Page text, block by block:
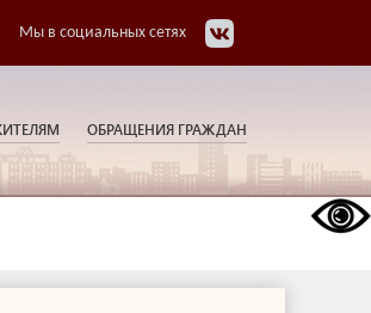
Мы в социальных сетях
ОБРАЩЕНИЯ ГРАЖДАН